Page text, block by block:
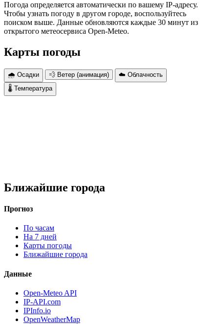
Погода определяется автоматически по вашему IP-адресу.
Чтобы узнать погоду в другом городе, воспользуйтесь
поиском выше. Данные обновляются каждые 30 минут из
открытого метеосервиса Open-Meteo.
Карты погоды
🌧 Осадки 💨 Ветер (анимация)
☁️ Облачность
🌡 Температура
Ближайшие города
Прогноз
По часам
На 7 дней
Карты погоды
Ближайшие города
Данные
Open-Meteo API
IP-API.com
IPInfo.io
OpenWeatherMap